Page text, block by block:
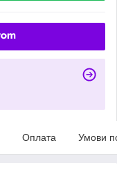
Оплата Умови